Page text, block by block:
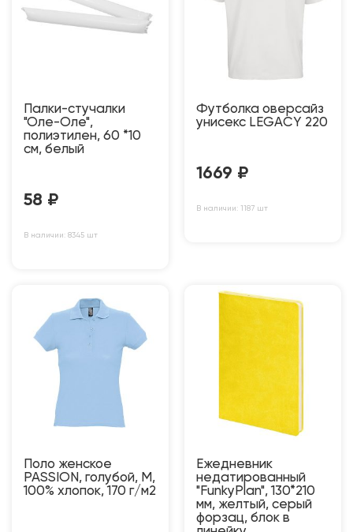
Палки-стучалки
"Оле-Оле",
полиэтилен, 60 *10
см, белый
58 ₽
В наличии: 8345 шт
Футболка оверсайз
унисекс LEGACY 220
1669 ₽
В наличии: 1187 шт
Поло женское
PASSION, голубой, M,
100% хлопок, 170 г/м2
Ежедневник
недатированный
"FunkyPlan", 130*210
мм, желтый, серый
форзац, блок в